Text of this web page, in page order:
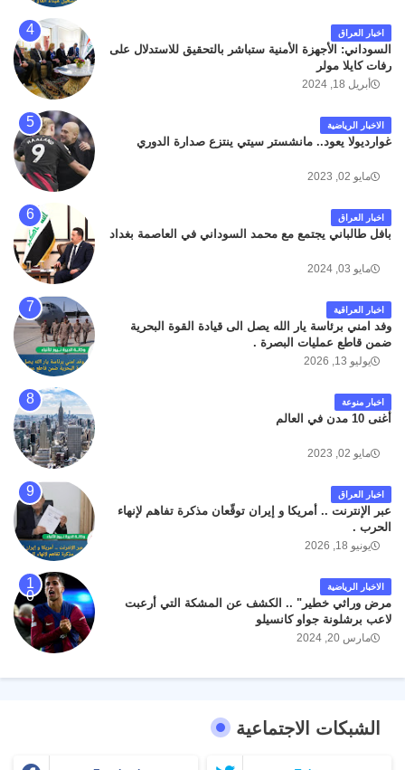
اخبار العراق
السوداني: الأجهزة الأمنية ستباشر بالتحقيق للاستدلال على
رفات كايلا مولر
أبريل 18, 2024
الاخبار الرياضية
غوارديولا يعود.. مانشستر سيتي ينتزع صدارة الدوري
مايو 02, 2023
اخبار العراق
بافل طالباني يجتمع مع محمد السوداني في العاصمة بغداد
مايو 03, 2024
اخبار العراقية
وفد امني برئاسة يار الله يصل الى قيادة القوة البحرية
ضمن قاطع عمليات البصرة .
يوليو 13, 2026
اخبار منوعة
أغنى 10 مدن في العالم
مايو 02, 2023
اخبار العراق
عبر الإنترنت .. أمريكا و إيران توقّعان مذكرة تفاهم لإنهاء
الحرب .
يونيو 18, 2026
الاخبار الرياضية
مرض وراثي خطير" .. الكشف عن المشكة التي أرعبت
لاعب برشلونة جواو كانسيلو
مارس 20, 2024
الشبكات الاجتماعية